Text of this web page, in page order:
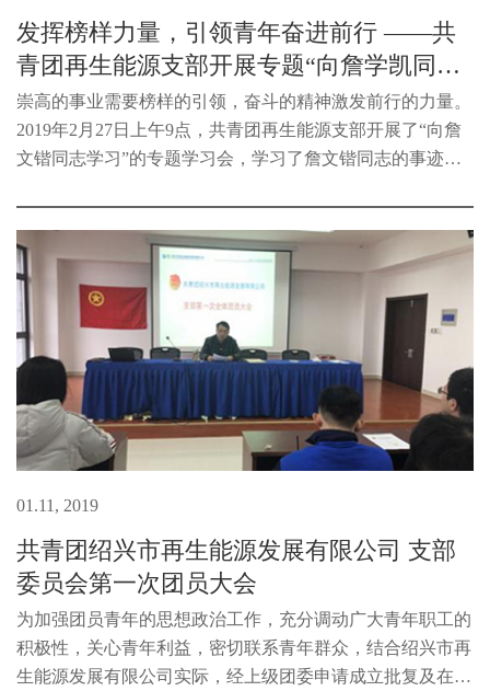
发挥榜样力量，引领青年奋进前行 ——共
青团再生能源支部开展专题“向詹学凯同志
学习” 学...
崇高的事业需要榜样的引领，奋斗的精神激发前行的力量。
2019年2月27日上午9点，共青团再生能源支部开展了“向詹
文锴同志学习”的专题学习会，学习了詹文锴同志的事迹。
01.11, 2019
共青团绍兴市再生能源发展有限公司 支部
委员会第一次团员大会
为加强团员青年的思想政治工作，充分调动广大青年职工的
积极性，关心青年利益，密切联系青年群众，结合绍兴市再
生能源发展有限公司实际，经上级团委申请成立批复及在公